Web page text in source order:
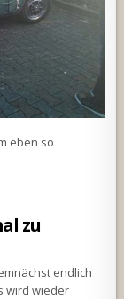
eben so
zu
endlich
wird wieder